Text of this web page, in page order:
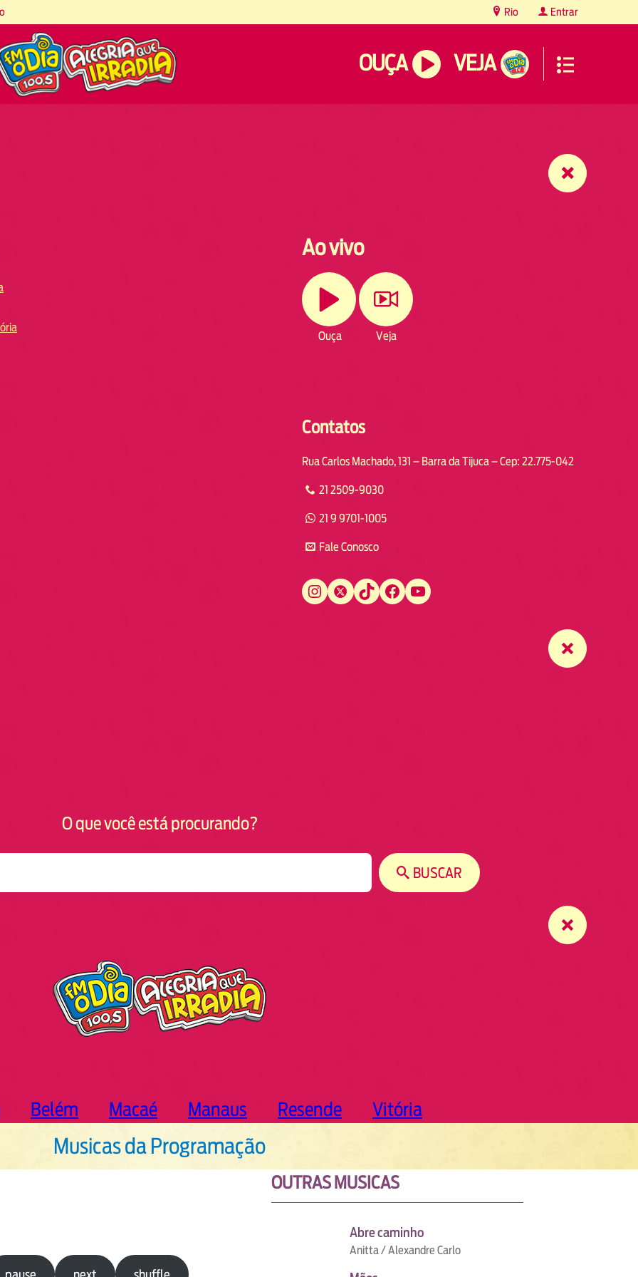
Rio Entrar
OUÇA VEJA
Ao vivo
Ouça Veja
Contatos
Rua Carlos Machado, 131 – Barra da Tijuca – Cep: 22.775-042
21 2509-9030
21 9 9701-1005
Fale Conosco
Instagram Twitter TikTok Facebook YouTube
O que você está procurando?
BUSCAR
Belém Macaé Manaus Resende Vitória
Musicas da Programação
OUTRAS MUSICAS
Abre caminho
Anitta / Alexandre Carlo